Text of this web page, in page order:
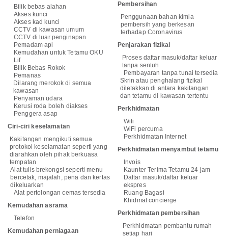
Bilik bebas alahan
Akses kunci
Akses kad kunci
CCTV di kawasan umum
CCTV di luar penginapan
Pemadam api
Kemudahan untuk Tetamu OKU
Lif
Bilik Bebas Rokok
Pemanas
Dilarang merokok di semua
kawasan
Penyaman udara
Kerusi roda boleh diakses
Penggera asap
Ciri-ciri keselamatan
Kakitangan mengikuti semua
protokol keselamatan seperti yang
diarahkan oleh pihak berkuasa
tempatan
Alat tulis brekongsi seperti menu
bercetak, majalah, pena dan kertas
dikeluarkan
Alat pertolongan cemas tersedia
Kemudahan asrama
Telefon
Kemudahan perniagaan
Pembersihan
Penggunaan bahan kimia
pembersih yang berkesan
terhadap Coronavirus
Penjarakan fizikal
Proses daftar masuk/daftar keluar
tanpa sentuh
Pembayaran tanpa tunai tersedia
Skrin atau penghalang fizikal
diletakkan di antara kakitangan
dan tetamu di kawasan tertentu
Perkhidmatan
Wifi
WiFi percuma
Perkhidmatan Internet
Perkhidmatan menyambut tetamu
Invois
Kaunter Terima Tetamu 24 jam
Daftar masuk/daftar keluar
ekspres
Ruang Bagasi
Khidmat concierge
Perkhidmatan pembersihan
Perkhidmatan pembantu rumah
setiap hari